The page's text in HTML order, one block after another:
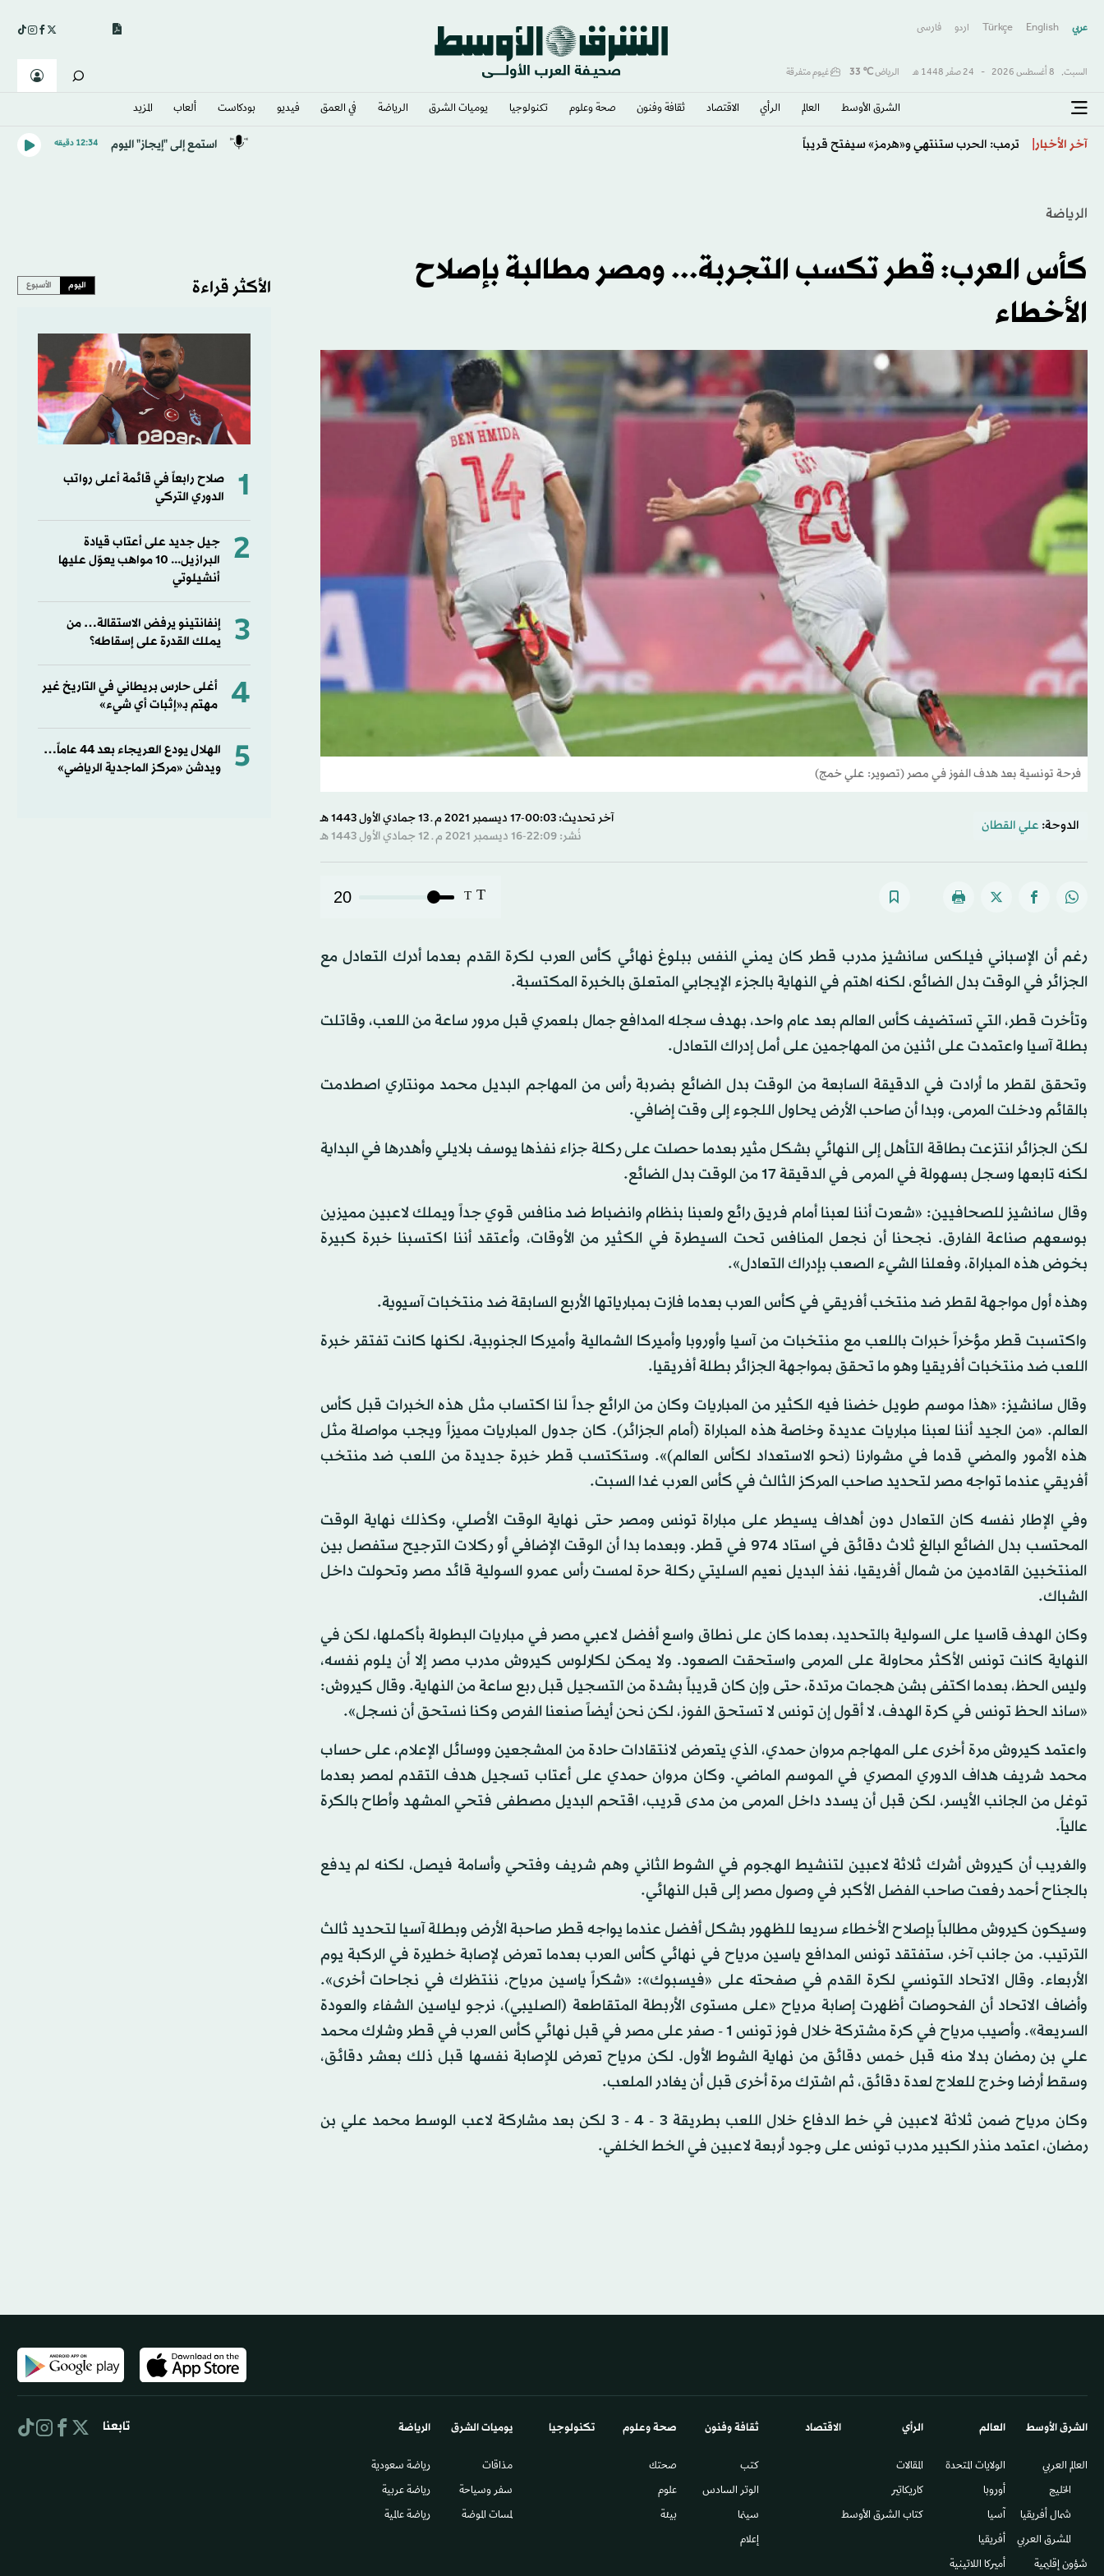
عربي English
Türkçe اردو فارسى
السبت, 8 أغسطس 2026 - 24 صفَر 1448 هـ الرياض℃
33 غيوم متفرقة
الشرق الأوسط​ العالم الرأي الاقتصاد ثقافة وفنون صحة وعلوم تكنولوجيا يوميات الشرق​ الرياضة في العمق فيديو بودكاست ألعاب المزيد
آخر الأخبار بغداد تضبط الأمن في «مناطق رخوة» استمع إلى "إيجاز" اليوم 12:34 دقيقه
الرياضة
كأس العرب: قطر تكسب التجربة... ومصر مطالبة بإصلاح
الأخطاء
فرحة تونسية بعد هدف الفوز في مصر (تصوير: علي خمج)
الدوحة: علي القطان
آخر تحديث: 00:03-17 ديسمبر 2021 م ـ 13 جمادي الأول 1443 هـ
نُشر: 22:09-16 ديسمبر 2021 م ـ 12 جمادي الأول 1443 هـ
T
T
20
رغم أن الإسباني فيلكس سانشيز مدرب قطر كان يمني النفس ببلوغ نهائي كأس العرب لكرة القدم بعدما أدرك التعادل مع
الجزائر في الوقت بدل الضائع، لكنه اهتم في النهاية بالجزء الإيجابي المتعلق بالخبرة المكتسبة.
وتأخرت قطر، التي تستضيف كأس العالم بعد عام واحد، بهدف سجله المدافع جمال بلعمري قبل مرور ساعة من اللعب، وقاتلت
بطلة آسيا واعتمدت على اثنين من المهاجمين على أمل إدراك التعادل.
وتحقق لقطر ما أرادت في الدقيقة السابعة من الوقت بدل الضائع بضربة رأس من المهاجم البديل محمد مونتاري اصطدمت
بالقائم ودخلت المرمى، وبدا أن صاحب الأرض يحاول اللجوء إلى وقت إضافي.
لكن الجزائر انتزعت بطاقة التأهل إلى النهائي بشكل مثير بعدما حصلت على ركلة جزاء نفذها يوسف بلايلي وأهدرها في البداية
لكنه تابعها وسجل بسهولة في المرمى في الدقيقة 17 من الوقت بدل الضائع.
وقال سانشيز للصحافيين: «شعرت أننا لعبنا أمام فريق رائع ولعبنا بنظام وانضباط ضد منافس قوي جداً ويملك لاعبين مميزين
بوسعهم صناعة الفارق. نجحنا أن نجعل المنافس تحت السيطرة في الكثير من الأوقات، وأعتقد أننا اكتسبنا خبرة كبيرة
بخوض هذه المباراة، وفعلنا الشيء الصعب بإدراك التعادل».
وهذه أول مواجهة لقطر ضد منتخب أفريقي في كأس العرب بعدما فازت بمبارياتها الأربع السابقة ضد منتخبات آسيوية.
واكتسبت قطر مؤخراً خبرات باللعب مع منتخبات من آسيا وأوروبا وأميركا الشمالية وأميركا الجنوبية، لكنها كانت تفتقر خبرة
اللعب ضد منتخبات أفريقيا وهو ما تحقق بمواجهة الجزائر بطلة أفريقيا.
وقال سانشيز: «هذا موسم طويل خضنا فيه الكثير من المباريات وكان من الرائع جداً لنا اكتساب مثل هذه الخبرات قبل كأس
العالم. «من الجيد أننا لعبنا مباريات عديدة وخاصة هذه المباراة (أمام الجزائر). كان جدول المباريات مميزاً ويجب مواصلة مثل
هذه الأمور والمضي قدما في مشوارنا (نحو الاستعداد لكأس العالم)». وستكتسب قطر خبرة جديدة من اللعب ضد منتخب
أفريقي عندما تواجه مصر لتحديد صاحب المركز الثالث في كأس العرب غدا السبت.
وفي الإطار نفسه كان التعادل دون أهداف يسيطر على مباراة تونس ومصر حتى نهاية الوقت الأصلي، وكذلك نهاية الوقت
المحتسب بدل الضائع البالغ ثلاث دقائق في استاد 974 في قطر. وبعدما بدا أن الوقت الإضافي أو ركلات الترجيح ستفصل بين
المنتخبين القادمين من شمال أفريقيا، نفذ البديل نعيم السليتي ركلة حرة لمست رأس عمرو السولية قائد مصر وتحولت داخل
الشباك.
وكان الهدف قاسيا على السولية بالتحديد، بعدما كان على نطاق واسع أفضل لاعبي مصر في مباريات البطولة بأكملها، لكن في
النهاية كانت تونس الأكثر محاولة على المرمى واستحقت الصعود. ولا يمكن لكارلوس كيروش مدرب مصر إلا أن يلوم نفسه،
وليس الحظ، بعدما اكتفى بشن هجمات مرتدة، حتى وإن كان قريباً بشدة من التسجيل قبل ربع ساعة من النهاية. وقال كيروش:
«ساند الحظ تونس في كرة الهدف، لا أقول إن تونس لا تستحق الفوز، لكن نحن أيضاً صنعنا الفرص وكنا نستحق أن نسجل».
واعتمد كيروش مرة أخرى على المهاجم مروان حمدي، الذي يتعرض لانتقادات حادة من المشجعين ووسائل الإعلام، على حساب
محمد شريف هداف الدوري المصري في الموسم الماضي. وكان مروان حمدي على أعتاب تسجيل هدف التقدم لمصر بعدما
توغل من الجانب الأيسر، لكن قبل أن يسدد داخل المرمى من مدى قريب، اقتحم البديل مصطفى فتحي المشهد وأطاح بالكرة
عالياً.
والغريب أن كيروش أشرك ثلاثة لاعبين لتنشيط الهجوم في الشوط الثاني وهم شريف وفتحي وأسامة فيصل، لكنه لم يدفع
بالجناح أحمد رفعت صاحب الفضل الأكبر في وصول مصر إلى قبل النهائي.
وسيكون كيروش مطالباً بإصلاح الأخطاء سريعا للظهور بشكل أفضل عندما يواجه قطر صاحبة الأرض وبطلة آسيا لتحديد ثالث
الترتيب. من جانب آخر، ستفتقد تونس المدافع ياسين مرياح في نهائي كأس العرب بعدما تعرض لإصابة خطيرة في الركبة يوم
الأربعاء. وقال الاتحاد التونسي لكرة القدم في صفحته على «فيسبوك»: «شكراً ياسين مرياح، ننتظرك في نجاحات أخرى».
وأضاف الاتحاد أن الفحوصات أظهرت إصابة مرياح «على مستوى الأربطة المتقاطعة (الصليبي)، نرجو لياسين الشفاء والعودة
السريعة». وأصيب مرياح في كرة مشتركة خلال فوز تونس 1 - صفر على مصر في قبل نهائي كأس العرب في قطر وشارك محمد
علي بن رمضان بدلا منه قبل خمس دقائق من نهاية الشوط الأول. لكن مرياح تعرض للإصابة نفسها قبل ذلك بعشر دقائق،
وسقط أرضا وخرج للعلاج لعدة دقائق، ثم اشترك مرة أخرى قبل أن يغادر الملعب.
وكان مرياح ضمن ثلاثة لاعبين في خط الدفاع خلال اللعب بطريقة 3 - 4 - 3 لكن بعد مشاركة لاعب الوسط محمد علي بن
رمضان، اعتمد منذر الكبير مدرب تونس على وجود أربعة لاعبين في الخط الخلفي.
الأكثر قراءة اليوم الأسبوع
1
صلاح رابعاً في قائمة أعلى رواتب
الدوري التركي
2
جيل جديد على أعتاب قيادة
البرازيل... 10 مواهب يعوّل عليها
أنشيلوتي
3
إنفانتينو يرفض الاستقالة… من
يملك القدرة على إسقاطه؟
4
أغلى حارس بريطاني في التاريخ غير
مهتم بـ«إثبات أي شيء»
5
الهلال يودع العريجاء بعد 44 عاماً…
ويدشن «مركز الماجدية الرياضي»
الشرق الأوسط​
العالم العربي
الخليج
شمال أفريقيا
المشرق العربي
شؤون إقليمية
العالم
الولايات المتحدة
أوروبا
آسيا
أفريقيا
أميركا اللاتينية
الرأي
المقالات
كاريكاتير
كتاب الشرق الأوسط
الاقتصاد ثقافة وفنون
كتب
الوتر السادس​
سينما
إعلام
صحة وعلوم
صحتك
علوم
بيئة
تكنولوجيا يوميات الشرق​
مذاقات
سفر وسياحة
لمسات الموضة
الرياضة
رياضة سعودية
رياضة عربية
رياضة عالمية
تابعنا